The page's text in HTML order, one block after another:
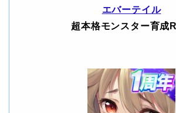
エバーテイル
超本格モンスター育成